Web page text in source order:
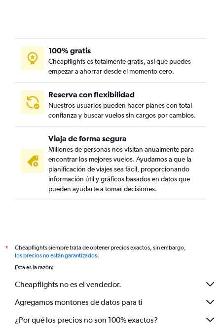
100% gratis
Cheapflights es totalmente gratis, así que puedes
empezar a ahorrar desde el momento cero.
Reserva con flexibilidad
Nuestros usuarios pueden hacer planes con total
confianza y buscar vuelos sin cargos por cambios.
Viaja de forma segura
Millones de personas nos visitan anualmente para
encontrar los mejores vuelos. Ayudamos a que la
planificación de viajes sea fácil, proporcionando
información útil y gráficos basados en datos que
pueden ayudarte a tomar decisiones.
*
Cheapflights siempre trata de obtener precios exactos, sin embargo,
los precios no están garantizados.
Esta es la razón:
Cheapflights no es el vendedor.
Agregamos montones de datos para ti
¿Por qué los precios no son 100% exactos?